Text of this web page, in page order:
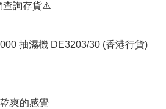
查詢存貨⚠️
抽濕機 DE3203/30 (香港行貨)
爽的感覺